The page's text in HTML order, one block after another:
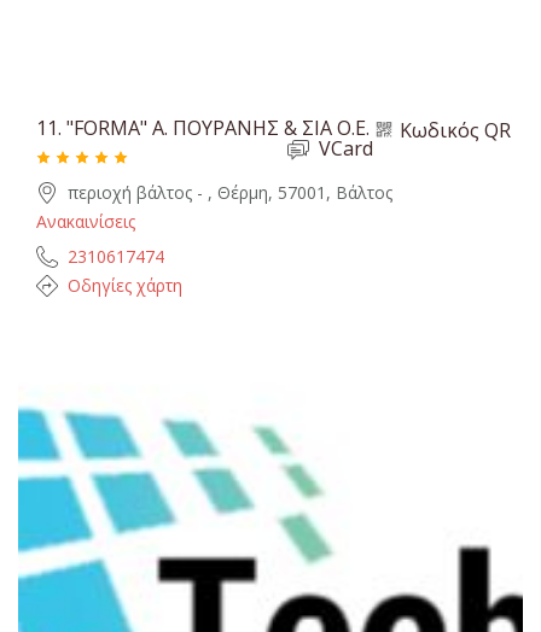
11. "FORMA" Α. ΠΟΥΡΑΝΗΣ & ΣΙΑ Ο.Ε. Κωδικός QR
VCard
περιοχή βάλτος - , Θέρμη, 57001, Βάλτος
Ανακαινίσεις
2310617474
Οδηγίες χάρτη